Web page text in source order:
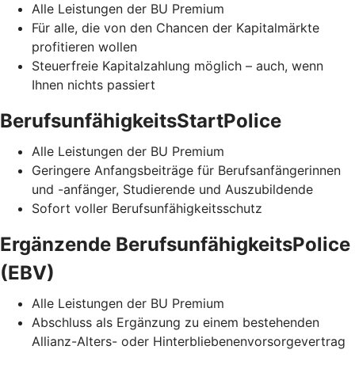
Alle Leistungen der BU Premium
Für alle, die von den Chancen der Kapitalmärkte
profitieren wollen
Steuerfreie Kapitalzahlung möglich – auch, wenn
Ihnen nichts passiert
BerufsunfähigkeitsStartPolice
Alle Leistungen der BU Premium
Geringere Anfangsbeiträge für Berufsanfängerinnen
und -anfänger, Studierende und Auszubildende
Sofort voller Berufsunfähigkeitsschutz
Ergänzende BerufsunfähigkeitsPolice
(EBV)
Alle Leistungen der BU Premium
Abschluss als Ergänzung zu einem bestehenden
Allianz-Alters- oder Hinterbliebenenvorsorgevertrag